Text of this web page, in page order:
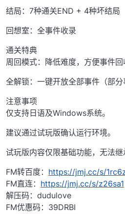
结局：7种通关END + 4种坏结局
回想室：全事件收录
通关特典
周回模式：降低难度，方便事件回
全解锁：一键开放全部事件（部分
注意事项
仅支持日语及Windows系统。
建议通过试玩版确认运行环境。
试玩版内容仅限基础功能，无法继
FM转百度： https://jmj.cc/s/
FM直连： https://jmj.cc/s/z26sa1
解压码：dudulove
FM优惠码：39DRBI